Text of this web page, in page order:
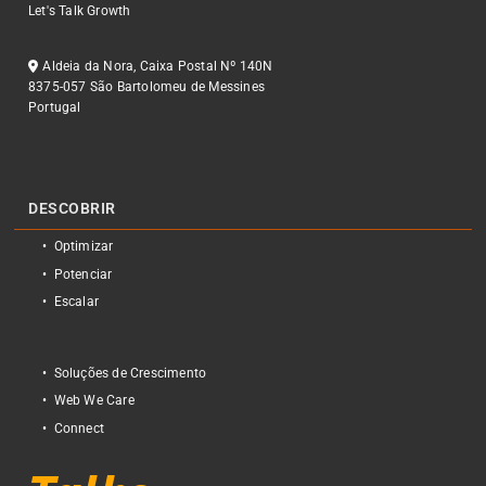
Let's Talk Growth
Aldeia da Nora, Caixa Postal Nº 140N
8375-057 São Bartolomeu de Messines
Portugal
DESCOBRIR
Optimizar
Potenciar
Escalar
Soluções de Crescimento
Web We Care
Connect